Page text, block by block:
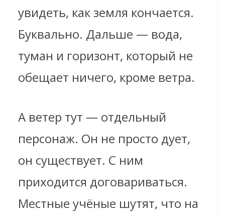
увидеть, как земля кончается.
Буквально. Дальше — вода,
туман и горизонт, который не
обещает ничего, кроме ветра.
А ветер тут — отдельный
персонаж. Он не просто дует,
он существует. С ним
приходится договариваться.
Местные учёные шутят, что на